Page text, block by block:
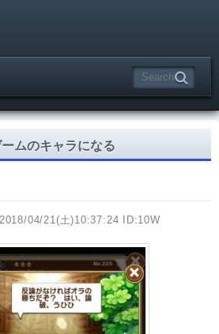
ムのキャラになる
2018/04/21(土)10:37:24 ID:10W